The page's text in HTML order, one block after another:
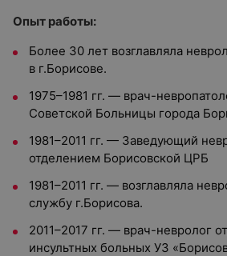
Опыт работы:
Более 30 лет возглавляла
в г.Борисове.
1975–1981 гг. — врач-
Советской Больницы города
1981–2011 гг. — Заведующий
отделением Борисовской ЦРБ
1981–2011 гг. — возглавляла
службу г.Борисова.
2011–2017 гг. — врач-невролог
инсультных больных УЗ